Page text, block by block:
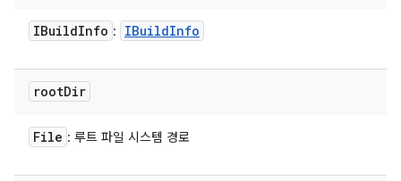
IBuildInfo : IBuildInfo
rootDir
File : 루트 파일 시스템 경로